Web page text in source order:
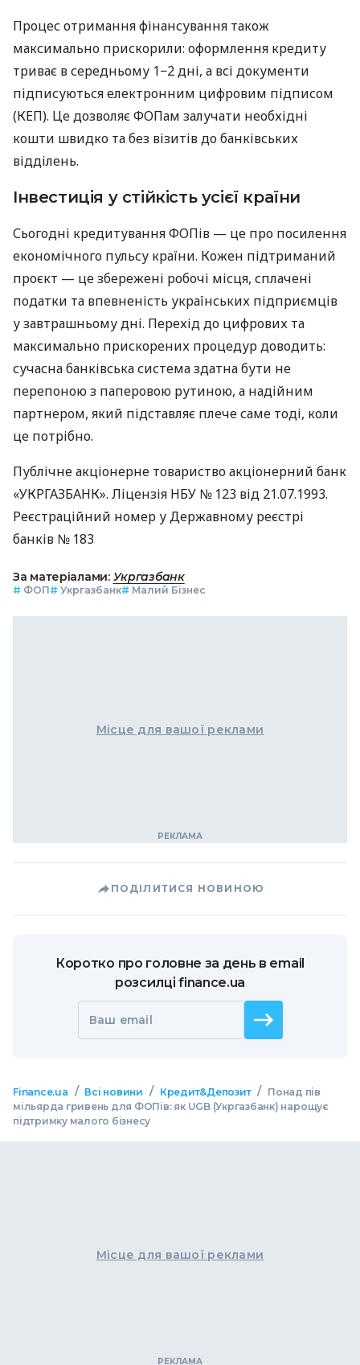
Процес отримання фінансування також
максимально прискорили: оформлення кредиту
триває в середньому 1−2 дні, а всі документи
підписуються електронним цифровим підписом
(КЕП). Це дозволяє ФОПам залучати необхідні
кошти швидко та без візитів до банківських
відділень.
Інвестиція у стійкість усієї країни
Сьогодні кредитування ФОПів — це про посилення
економічного пульсу країни. Кожен підтриманий
проєкт — це збережені робочі місця, сплачені
податки та впевненість українських підприємців
у завтрашньому дні. Перехід до цифрових та
максимально прискорених процедур доводить:
сучасна банківська система здатна бути не
перепоною з паперовою рутиною, а надійним
партнером, який підставляє плече саме тоді, коли
це потрібно.
Публічне акціонерне товариство акціонерний банк
«УКРГАЗБАНК». Ліцензія НБУ № 123 від 21.07.1993.
Реєстраційний номер у Державному реєстрі
банків № 183
За матеріалами: Укргазбанк
# ФОП# Укргазбанк# Малий Бізнес
Місце для вашої реклами
ПОДІЛИТИСЯ НОВИНОЮ
Коротко про головне за день в email
розсилці finance.ua
Ваш email
Finance.ua / Всі новини / Кредит&Депозит / Понад пів
мільярда гривень для ФОПів: як UGB (Укргазбанк) нарощує
підтримку малого бізнесу
Місце для вашої реклами